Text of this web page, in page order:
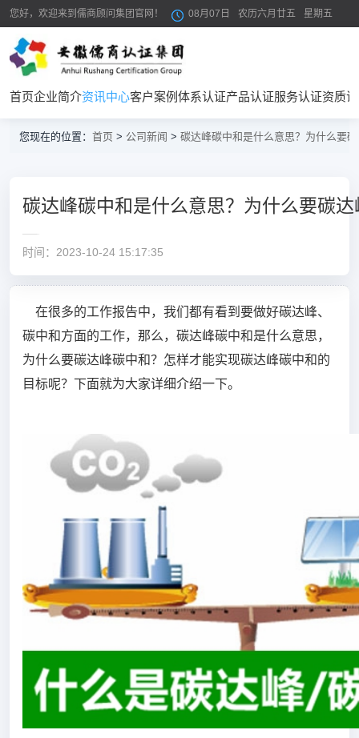
您好，欢迎来到儒商顾问集团官网！ 08月07日 农历六月廿五 星期五
首页企业简介资讯中心客户案例体系认证产品认证服务认证资质
您现在的位置： 首页 > 公司新闻 > 碳达峰碳中和是什么意思？为什么要
碳达峰碳中和是什么意思？为什么要碳
时间：2023-10-24 15:17:35
在很多的工作报告中，我们都有看到要做好碳达峰、
碳中和方面的工作，那么，碳达峰碳中和是什么意思，
为什么要碳达峰碳中和？怎样才能实现碳达峰碳中和的
目标呢？下面就为大家详细介绍一下。